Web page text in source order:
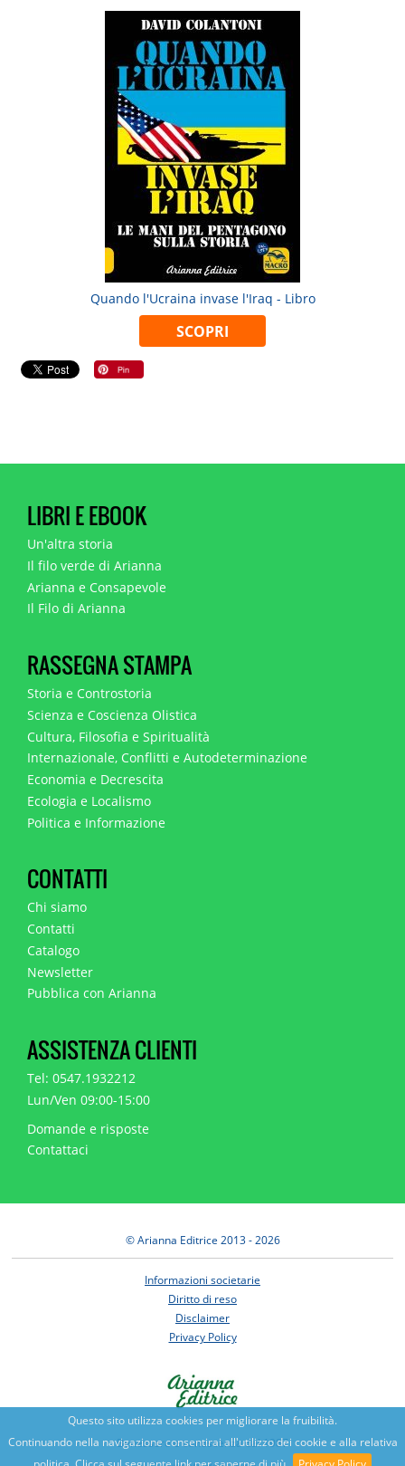
Questo sito utilizza cookies per migliorare la fruibilità.
Continuando nella navigazione consentirai all'utilizzo dei cookie e alla relativa
Quando l'Ucraina invase l'Iraq - Libro
SCOPRI
LIBRI E EBOOK
Un'altra storia
Il filo verde di Arianna
Arianna e Consapevole
Il Filo di Arianna
RASSEGNA STAMPA
Storia e Controstoria
Scienza e Coscienza Olistica
Cultura, Filosofia e Spiritualità
Internazionale, Conflitti e Autodeterminazione
Economia e Decrescita
Ecologia e Localismo
Politica e Informazione
CONTATTI
Chi siamo
Contatti
Catalogo
Newsletter
Pubblica con Arianna
ASSISTENZA CLIENTI
Tel: 0547.1932212
Lun/Ven 09:00-15:00
Domande e risposte
Contattaci
© Arianna Editrice 2013 - 2026
Informazioni societarie
Diritto di reso
Disclaimer
Privacy Policy
Benessere e conoscenza dal 1987